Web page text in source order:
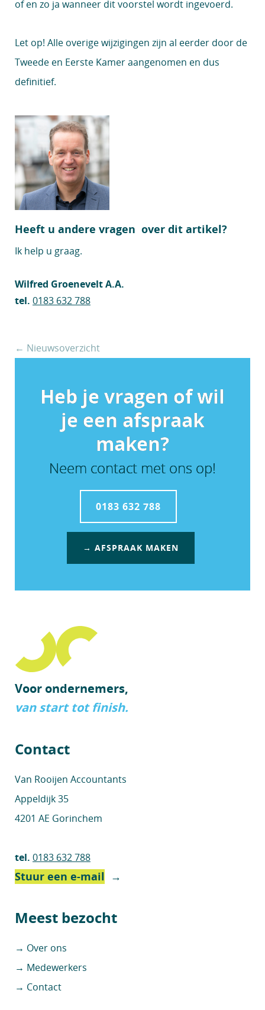
of en zo ja wanneer dit voorstel wordt ingevoerd.
Let op! Alle overige wijzigingen zijn al eerder door de
Tweede en Eerste Kamer aangenomen en dus
definitief.
Heeft u andere vragen over dit artikel?
Ik help u graag.
Wilfred Groenevelt A.A.
tel. 0183 632 788
← Nieuwsoverzicht
Heb je vragen of wil
je een afspraak
maken?
Neem contact met ons op!
0183 632 788
→ AFSPRAAK MAKEN
Voor ondernemers,
van start tot finish.
Contact
Van Rooijen Accountants
Appeldijk 35
4201 AE Gorinchem
tel. 0183 632 788
Stuur een e-mail →
Meest bezocht
→ Over ons
→ Medewerkers
→ Contact